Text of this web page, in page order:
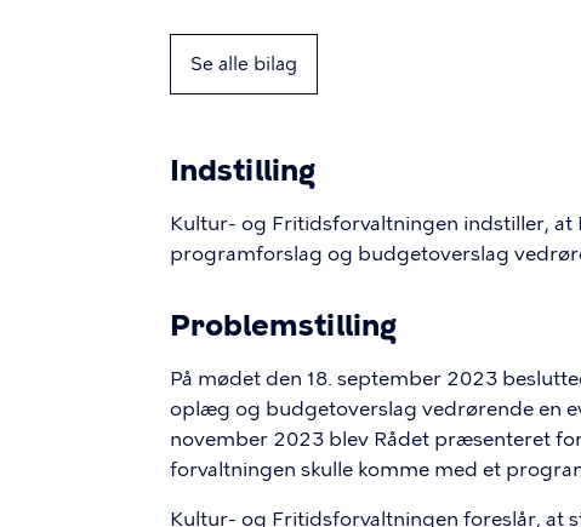
Se alle bilag
Indstilling
Kultur- og Fritidsforvaltningen indstiller, at
programforslag og budgetoverslag
Problemstilling
På mødet den 18. september 2023
oplæg og budgetoverslag vedrørende en
november 2023 blev Rådet præsenteret
forvaltningen skulle komme med et
Kultur- og Fritidsforvaltningen foreslår, at